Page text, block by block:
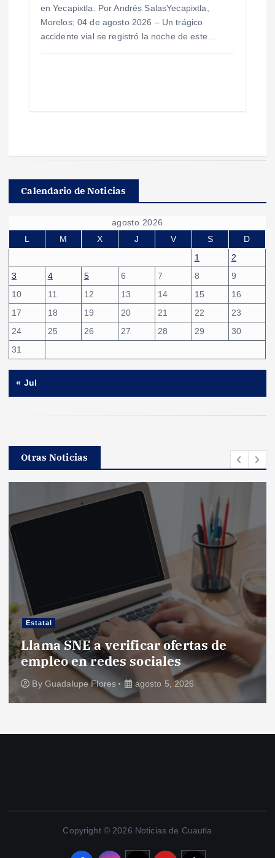
en Yecapixtla. Por Andrés SalasYecapixtla,
Morelos; 04 de agosto 2026 – ​Un trágico
accidente vial se registró la noche de este…
Calendario de Noticias
agosto 2026
L
M X J V S
D
1
2
3
4 5 6 7 8
9
10
11 12 13 14 15
16
17
18 19 20 21 22
23
24
25 26 27 28 29
30
31
« Jul
Otras Noticias
Estatal
Llama SNE a verificar ofertas de
empleo en redes sociales
By Guadalupe Flores agosto 5, 2026
Copyright © 2026 Noticias de Cuautla